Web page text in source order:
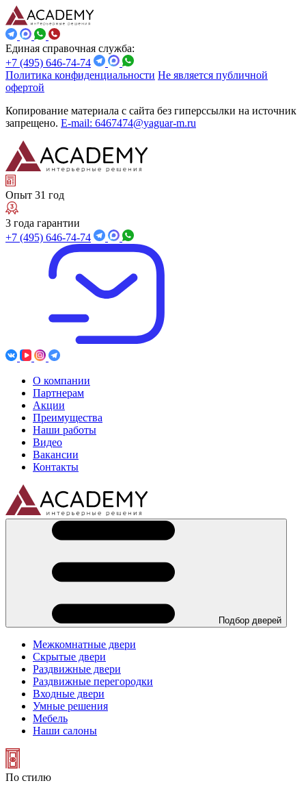
Единая справочная служба:
+7 (495) 646-74-74
Политика конфиденциальности Не является публичной
офертой
Копирование материала с сайта без гиперссылки на источник
запрещено. E-mail: 6467474@yaguar-m.ru
Опыт 31 год
3 года гарантии
+7 (495) 646-74-74
О компании
Партнерам
Акции
Преимущества
Наши работы
Видео
Вакансии
Контакты
Подбор дверей
Межкомнатные двери
Скрытые двери
Раздвижные двери
Раздвижные перегородки
Входные двери
Умные решения
Мебель
Наши салоны
По стилю